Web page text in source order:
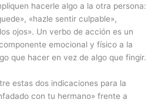
hacerle algo a la otra persona:
«hazle sentir culpable»,
ojos». Un verbo de acción es un
emocional y físico a la
que hacer en vez de algo que fingir.
estas dos indicaciones para la
con tu hermano» frente a